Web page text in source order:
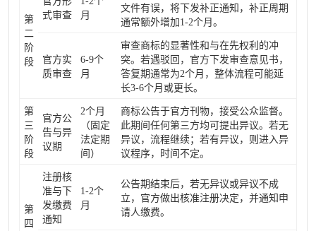
第
二
阶
段
式审查
月
文件有误，将下发补正通知，补正周期
通常额外增加1-2个月。
官方实
质审查
6-9个
月
审查商标的显著性和与在先权利的冲
突。若遇驳回，官方下发审查意见书，
答复期通常为2个月，整体流程可能延
长3-6个月或更长。
第
三
阶
段
官方公
告与异
议期
2个月
（固定
法定期
间）
商标公告于官方刊物，接受公众监督。
此期间任何第三方均可提出异议。若无
异议，流程继续；若有异议，则进入异
议程序，时间不定。
第
四
注册核
准与下
发缴费
通知
1-2个
月
公告期结束后，若无异议或异议不成
立，官方做出核准注册决定，并通知申
请人缴费。